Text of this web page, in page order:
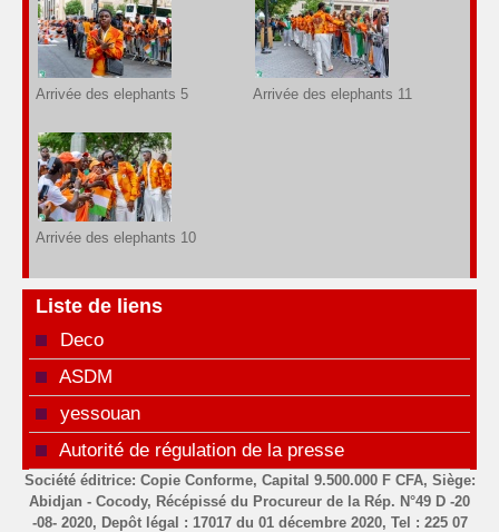
Arrivée des elephants 5 Arrivée des elephants 11
Arrivée des elephants 10
Liste de liens
Deco
ASDM
yessouan
Autorité de régulation de la presse
Société éditrice: Copie Conforme, Capital 9.500.000 F CFA, Siège:
Abidjan - Cocody, Récépissé du Procureur de la Rép. N°49 D -20
-08- 2020, Depôt légal : 17017 du 01 décembre 2020, Tel : 225 07